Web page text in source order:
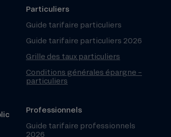
Particuliers
Guide tarifaire particuliers
Guide tarifaire particuliers 2026
Grille des taux particuliers
Conditions générales épargne –
particuliers
Professionnels
Guide tarifaire professionnels
2026